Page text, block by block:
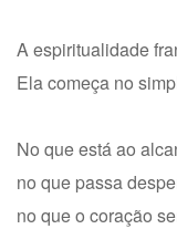
A espiritualidade
Ela começa no
No que está ao
no que passa
no que o coração